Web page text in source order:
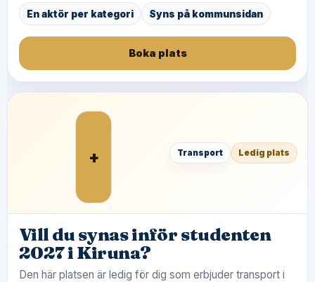
En aktör per kategori Syns på kommunsidan
Boka plats
+ Transport Ledig plats
Vill du synas inför studenten
2027 i Kiruna?
Den här platsen är ledig för dig som erbjuder transport i